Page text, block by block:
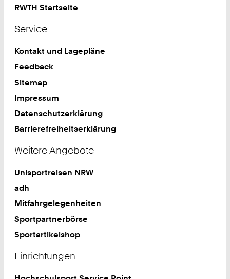
RWTH Startseite
Service
Kontakt und Lagepläne
Feedback
Sitemap
Impressum
Datenschutzerklärung
Barrierefreiheitserklärung
Weitere Angebote
Unisportreisen NRW
adh
Mitfahrgelegenheiten
Sportpartnerbörse
Sportartikelshop
Einrichtungen